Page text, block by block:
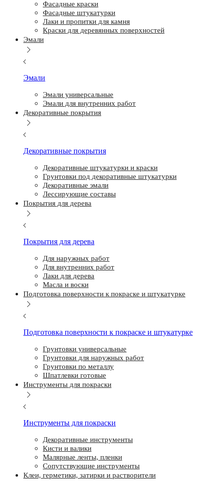
Фасадные краски
Фасадные штукатурки
Лаки и пропитки для камня
Краски для деревянных поверхностей
Эмали
Эмали
Эмали универсальные
Эмали для внутренних работ
Декоративные покрытия
Декоративные покрытия
Декоративные штукатурки и краски
Грунтовки под декоративные штукатурки
Декоративные эмали
Лессирующие составы
Покрытия для дерева
Покрытия для дерева
Для наружных работ
Для внутренних работ
Лаки для дерева
Масла и воски
Подготовка поверхности к покраске и штукатурке
Подготовка поверхности к покраске и штукатурке
Грунтовки универсальные
Грунтовки для наружных работ
Грунтовки по металлу
Шпатлевки готовые
Инструменты для покраски
Инструменты для покраски
Декоративные инструменты
Кисти и валики
Малярные ленты, пленки
Сопутствующие инструменты
Клеи, герметики, затирки и растворители